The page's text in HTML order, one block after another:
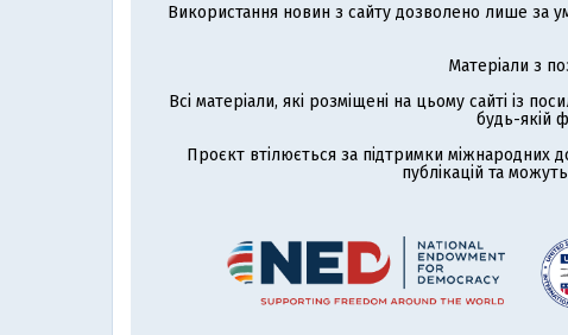
Використання новин з сайту дозволено лише за
Матеріали з
Всі матеріали, які розміщені на цьому сайті із
будь-якій
Проєкт втілюється за підтримки міжнародних
публікацій та